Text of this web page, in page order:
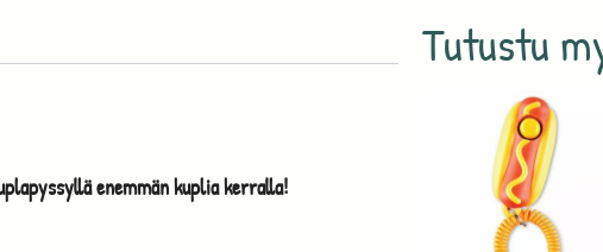
Tutustu
enemmän kuplia kerralla!